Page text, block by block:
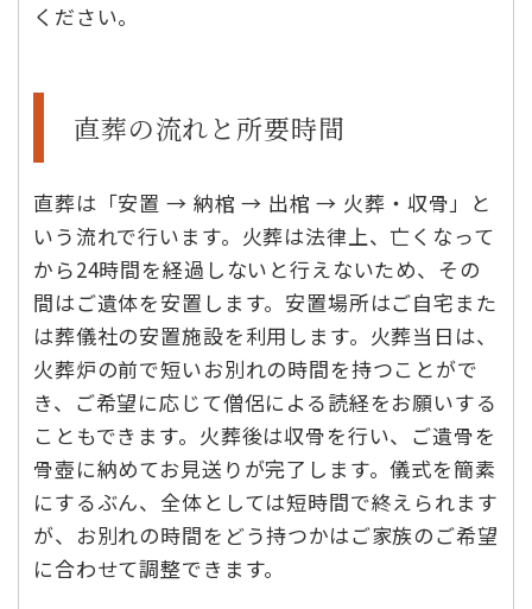
ください。
直葬の流れと所要時間
直葬は「安置 → 納棺 → 出棺 → 火葬・収骨」と
いう流れで行います。火葬は法律上、亡くなって
から24時間を経過しないと行えないため、その
間はご遺体を安置します。安置場所はご自宅また
は葬儀社の安置施設を利用します。火葬当日は、
火葬炉の前で短いお別れの時間を持つことがで
き、ご希望に応じて僧侶による読経をお願いする
こともできます。火葬後は収骨を行い、ご遺骨を
骨壺に納めてお見送りが完了します。儀式を簡素
にするぶん、全体としては短時間で終えられます
が、お別れの時間をどう持つかはご家族のご希望
に合わせて調整できます。